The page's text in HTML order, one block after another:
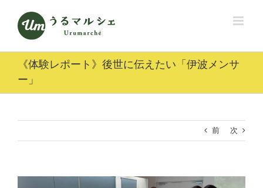
content
《体験レポート》後世に伝えたい「伊波メンサ
ー」
前 次